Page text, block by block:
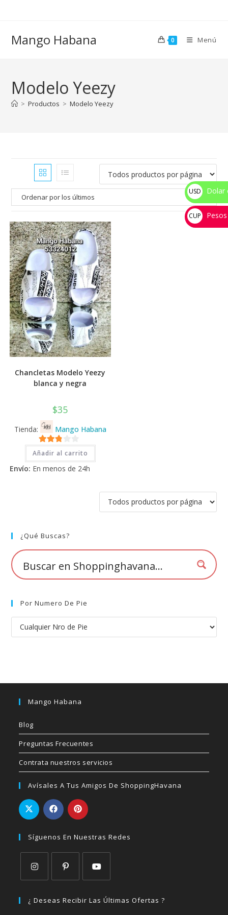
Mango Habana 0 Menú
Modelo Yeezy
> Productos > Modelo Yeezy
Chancletas Modelo Yeezy
blanca y negra
$35
Tienda: Mango Habana
2.71
de 5
Añadir al carrito
Envío: En menos de 24h
¿Qué Buscas?
Por Numero De Pie
Mango Habana
Blog
Preguntas Frecuentes
Contrata nuestros servicios
Avísales A Tus Amigos De ShoppingHavana
Síguenos En Nuestras Redes
abre
abre
abre
¿ Deseas Recibir Las Últimas Ofertas ?
USD
$
Dolar
CUP
💰
Pesos